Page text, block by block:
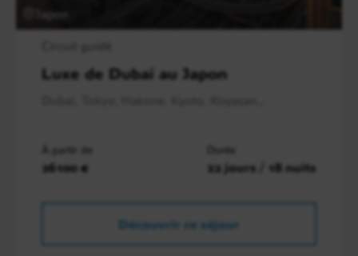
Japon
Luxe de Dubaï au Japon
À partir de
26100 €
Durée
22 jours / 18 nuits
Découvrir ce séjour